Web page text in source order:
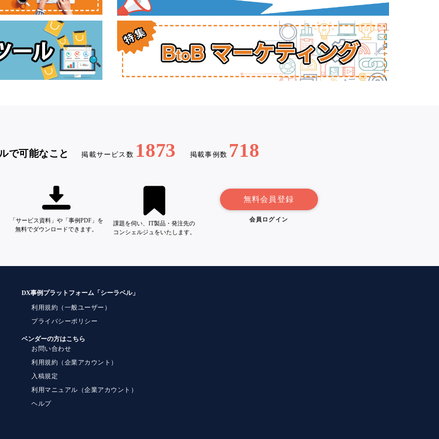
で可能なこと 掲載サービス数 1873 掲載事例数 718
「サービス資料」や「事例PDF」を
無料でダウンロードできます。
課題を伺い、IT製品・発注先の
コンシェルジュをいたします。
無料会員登録
会員ログイン
DX事例プラットフォーム「シーラベル」
利用規約（一般ユーザー）
プライバシーポリシー
ベンダーの方はこちら
お問い合わせ
利用規約（企業アカウント）
入稿規定
利用マニュアル（企業アカウント）
ヘルプ